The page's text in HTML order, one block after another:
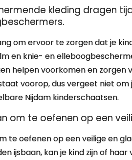
kleding dragen
om ervoor te zorgen dat je
en knie- en
helpen voorkomen en zorgen
voorop, dus vergeet niet
Nijdam kinderschaatsen.
om te oefenen op een
te oefenen op een veilige en
ijsbaan, kan je kind zijn of